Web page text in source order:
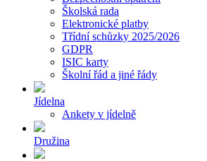
Školská rada
Elektronické platby
Třídní schůzky 2025/2026
GDPR
ISIC karty
Školní řád a jiné řády
Jídelna
Ankety v jídelně
Družina